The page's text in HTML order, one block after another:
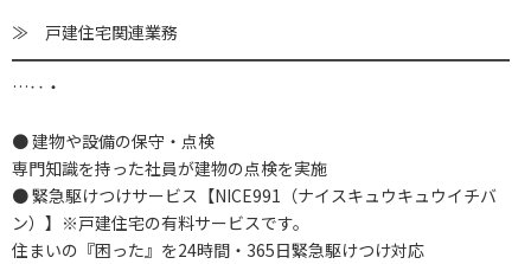
≫ 戸建住宅関連業務
━━━━━━━━━━━━━━━━━━━━━━━━━━━━━━
…‥・
● 建物や設備の保守・点検
専門知識を持った社員が建物の点検を実施
● 緊急駆けつけサービス【NICE991（ナイスキュウキュウイチバ
ン）】※戸建住宅の有料サービスです。
住まいの『困った』を24時間・365日緊急駆けつけ対応